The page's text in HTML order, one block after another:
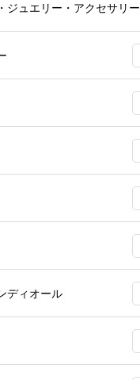
ジュエリー・アクセサリー
ディオール